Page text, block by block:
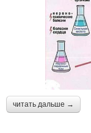
читать дальше →